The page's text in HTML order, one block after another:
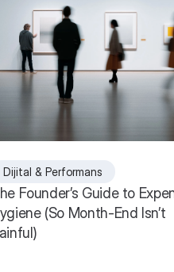
Dijital & Performans
Founder’s Guide to
(So Month-End Isn’t